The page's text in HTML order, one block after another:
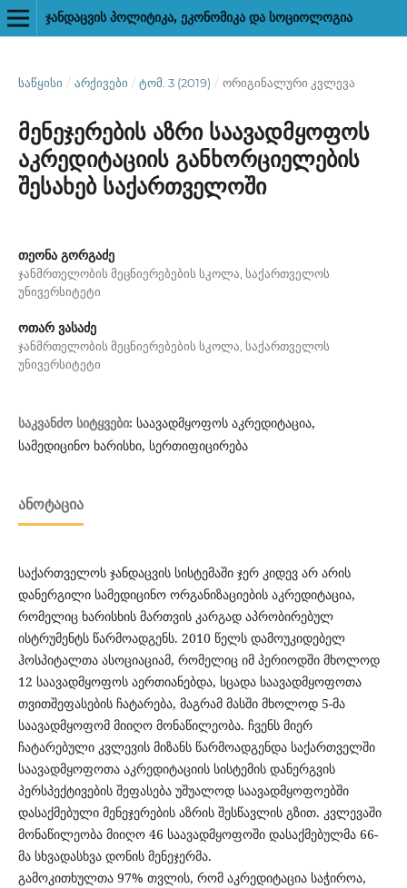
ᲯᲐᲜᲓᲐᲪᲕᲘᲡ ᲞᲝᲚᲘᲢᲘᲙᲐ, ᲔᲙᲝᲜᲝᲛᲘᲙᲐ ᲓᲐ ᲡᲝᲪᲘᲝᲚᲝᲒᲘᲐ
ᲡᲐᲬᲧᲘᲡᲘ / ᲐᲠᲥᲘᲕᲔᲑᲘ / ᲢᲝᲛ. 3 (2019) / ორიგინალური კვლევა
მენეჯერების აზრი საავადმყოფოს
აკრედიტაციის განხორციელების
შესახებ საქართველოში
თეონა გორგაძე
ჯანმრთელობის მეცნიერებების სკოლა, საქართველოს
უნივერსიტეტი
ოთარ ვასაძე
ჯანმრთელობის მეცნიერებების სკოლა, საქართველოს
უნივერსიტეტი
საკვანძო სიტყვები: საავადმყოფოს აკრედიტაცია,
სამედიცინო ხარისხი, სერთიფიცირება
ᲐᲜᲝᲢᲐᲪᲘᲐ
საქართველოს ჯანდაცვის სისტემაში ჯერ კიდევ არ არის
დანერგილი სამედიცინო ორგანიზაციების აკრედიტაცია,
რომელიც ხარისხის მართვის კარგად აპრობირებულ
ისტრუმენტს წარმოადგენს. 2010 წელს დამოუკიდებელ
ჰოსპიტალთა ასოციაციამ, რომელიც იმ პერიოდში მხოლოდ
12 საავადმყოფოს აერთიანებდა, სცადა საავადმყოფოთა
თვითშეფასების ჩატარება, მაგრამ მასში მხოლოდ 5-მა
საავადმყოფომ მიიღო მონაწილეობა. ჩვენს მიერ
ჩატარებული კვლევის მიზანს წარმოადგენდა საქართველში
საავადმყოფოთა აკრედიტაციის სისტემის დანერგვის
პერსპექტივების შეფასება უშუალოდ საავადმყოფოებში
დასაქმებული მენეჯერების აზრის შესწავლის გზით. კვლევაში
მონაწილეობა მიიღო 46 საავადმყოფოში დასაქმებულმა 66-
მა სხვადასხვა დონის მენეჯერმა.
გამოკითხულთა 97% თვლის, რომ აკრედიტაცია საჭიროა,